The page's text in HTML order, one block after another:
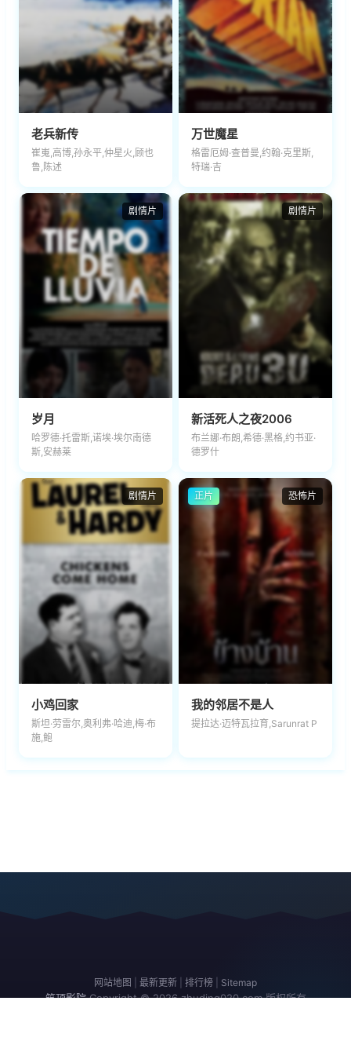
老兵新传
崔嵬,高博,孙永平,仲星火,顾也
鲁,陈述
万世魔星
格雷厄姆·查普曼,约翰·克里斯,
特瑞·吉
剧情片
岁月
哈罗德·托雷斯,诺埃·埃尔南德
斯,安赫莱
剧情片
新活死人之夜2006
布兰娜·布朗,希德·黑格,约书亚·
德罗什
剧情片
小鸡回家
斯坦·劳雷尔,奥利弗·哈迪,梅·布
施,鲍
恐怖片
正片
我的邻居不是人
提拉达·迈特瓦拉育,Sarunrat P
网站地图 最新更新 排行榜 Sitemap
筑顶影院 Copyright © 2026 zhuding020.com 版权所有